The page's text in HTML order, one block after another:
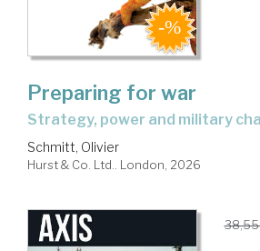
Preparing for war
strategy, power and military
Schmitt, Olivier
Hurst & Co. Ltd.. London, 2026
38,55